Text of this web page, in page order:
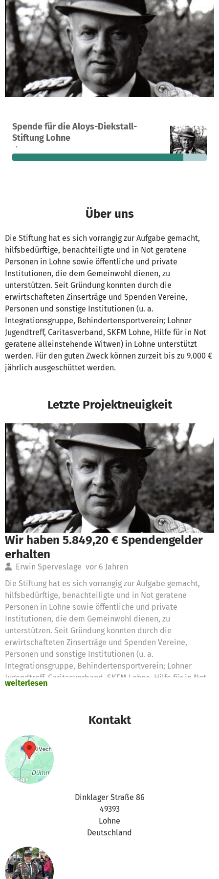
Spende für die Aloys-Diekstall-
Stiftung Lohne
Ein Projekt in Lohne, Deutschland
6 800 €
fehlen noch
Über uns
Die Stiftung hat es sich vorrangig zur Aufgabe gemacht,
hilfsbedürftige, benachteiligte und in Not geratene
Personen in Lohne sowie öffentliche und private
Institutionen, die dem Gemeinwohl dienen, zu
unterstützen. Seit Gründung konnten durch die
erwirtschafteten Zinserträge und Spenden Vereine,
Personen und sonstige Institutionen (u. a.
Integrationsgruppe, Behindertensportverein; Lohner
Jugendtreff, Caritasverband, SKFM Lohne, Hilfe für in Not
geratene alleinstehende Witwen) in Lohne unterstützt
werden. Für den guten Zweck können zurzeit bis zu 9.000 €
jährlich ausgeschüttet werden.
Letzte Projektneuigkeit
Wir haben 5.849,20 € Spendengelder
erhalten
Erwin Sperveslage vor 6 Jahren
Die Stiftung hat es sich vorrangig zur Aufgabe gemacht,
hilfsbedürftige, benachteiligte und in Not geratene
Personen in Lohne sowie öffentliche und private
Institutionen, die dem Gemeinwohl dienen, zu
unterstützen. Seit Gründung konnten durch die
erwirtschafteten Zinserträge und Spenden Vereine,
Personen und sonstige Institutionen (u. a.
Integrationsgruppe, Behindertensportverein; Lohner
Jugendtreff, Caritasverband, SKFM Lohne, Hilfe für in Not
Auf Grund der aktuellen Situation "Covid-19" Pandemie
möchte die Stiftung diese gespendeten Gelder für in Not
geratene Familien und Menschen verwenden. Es gibt
bereits konkrete Anfragen zur Unterstützung, die die Aloys
Diekstall Stiftung gern unterstützen möchte. Es wird
sowohl finanzielle Unterstützung gewünscht, aber auch
andere Dinge des alltäglichen Lebens (wie z.B. die
Reperatur einer Heizungsanlage und auch
Lebensmittelgutscheine. Anträge werden durch den
Vorstand geprüft und nach Bewilligung überprüft, wo für
Die Stiftung ergreift hiermit noch einmal die Möglichkeit
weiterlesen
Kontakt
Dinklager Straße 86
49393
Lohne
Deutschland